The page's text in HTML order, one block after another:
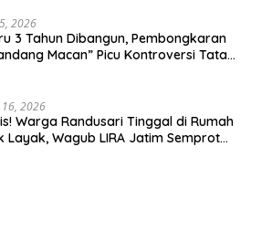
2026
3 Tahun Dibangun, Pembongkaran
Macan” Picu Kontroversi Tata
2026
Warga Randusari Tinggal di Rumah
Layak, Wagub LIRA Jatim Semprot